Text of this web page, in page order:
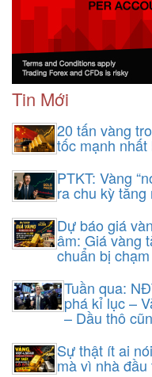
Tin Mới
20 tấn vàng
tốc mạnh
PTKT: Vàng
ra chu kỳ tăng
Dự báo giá
âm: Giá vàng
chuẩn bị
Tuần qua:
phá kỉ lục –
– Dầu thô
Sự thật ít ai
mà vì nhà